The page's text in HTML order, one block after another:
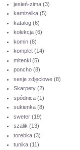
jesień-zima (3)
kamizelka (5)
katalog (6)
kolekcja (6)
komin (8)
komplet (14)
mitenki (5)
poncho (8)
sesje zdjęciowe (8)
Skarpety (2)
spódnica (1)
sukienka (8)
sweter (19)
szalik (13)
torebka (3)
tunika (11)